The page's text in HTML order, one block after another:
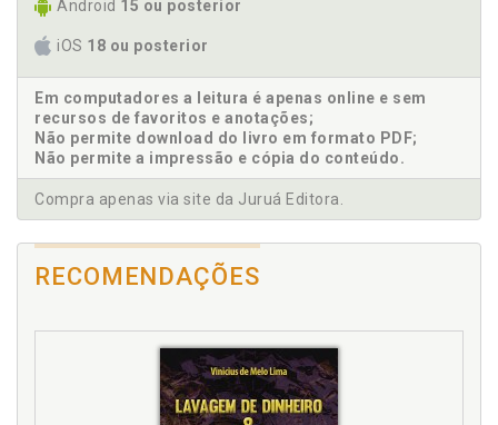
D
desconstitucionalização fática, p. 111
Direito frente às posturas substancialistas e
procedimentalistas, p. 118
Direito fundamental à individualização da pena: uma
análise a partir do princípio da proporcionalidade, p.
172
Direito penal, dogmática jurídica e método, p. 19
Direito penal, dogmática jurídica e método.
Considerações iniciais, p. 19
do direito penal, p. 149
Direito penal. Positivismo, dogmática e direito penal,
Direito. Dogmatismo e método: afinal, o método
Android 15 ou posterior
iOS 18 ou posterior
Em computadores a leitura é apenas online e sem
recursos de favoritos e anotações;
Não permite download do livro em formato PDF;
Não permite a impressão e cópia do conteúdo.
Compra apenas via site da Juruá Editora.
RECOMENDAÇÕES